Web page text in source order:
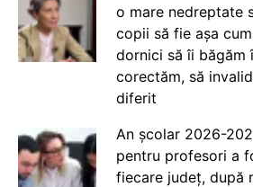
o mare nedreptate
copii să fie așa
dornici să îi băgăm
corectăm, să
diferit
An școlar 2026-
pentru profesori a
fiecare județ, după